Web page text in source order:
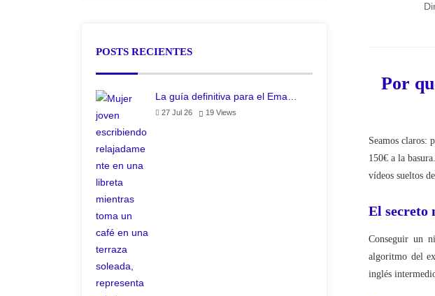
POSTS RECIENTES
La guía definitiva para el Ema…
27 Jul 26 19 Views
Por
Seamos claros:
150€ a la
vídeos sueltos
El secreto
Conseguir un
algoritmo del
inglés